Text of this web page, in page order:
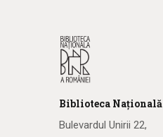
Biblioteca Națională
Bulevardul Unirii 22,